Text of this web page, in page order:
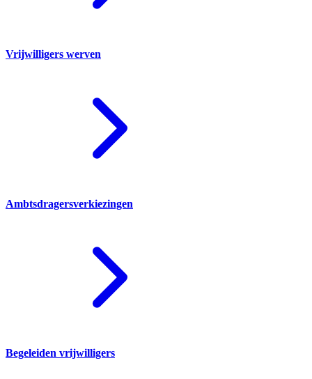
Vrijwilligers werven
Ambtsdragersverkiezingen
Begeleiden vrijwilligers